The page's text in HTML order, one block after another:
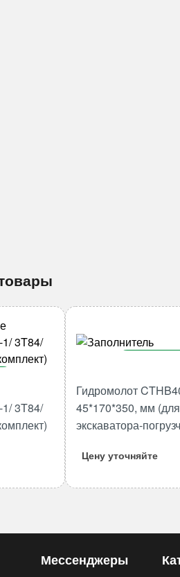
3T84/
Гидромолот
45*170*350, мм (для
экскаватора-
Цену уточняйте
Мессенджеры